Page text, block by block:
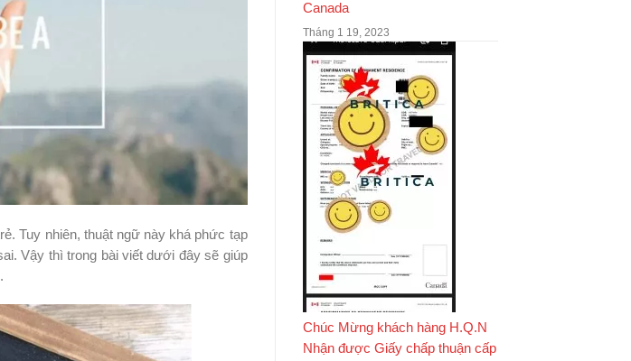
Tuy nhiên, thuật ngữ này khá phức tạp
Vậy thì trong bài viết dưới đây sẽ giúp
Canada
Tháng 1 19, 2023
Chúc Mừng khách hàng H.Q.N
Nhận được Giấy chấp thuận cấp